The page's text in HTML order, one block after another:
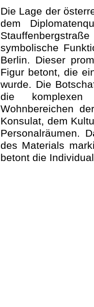
Die Lage der
dem
symbolische
Berlin. Dieser
Figur betont, die
wurde. Die
die komplexen
Wohnbereichen
Konsulat, dem
Personalräumen.
des Materials
betont die